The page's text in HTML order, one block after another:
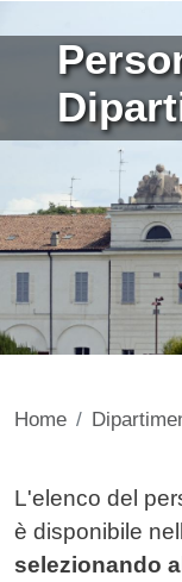
Home
Contenuto
L'elenco del
è disponibile
selezionando